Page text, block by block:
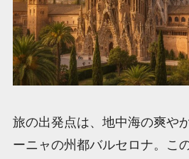
旅の出発点は、地中海の爽や
ーニャの州都バルセロナ。こ